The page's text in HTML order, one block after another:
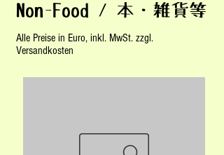
Non-Food /​ 本・雑貨等
Alle Preise in Euro, inkl. MwSt. zzgl.
Versandkosten